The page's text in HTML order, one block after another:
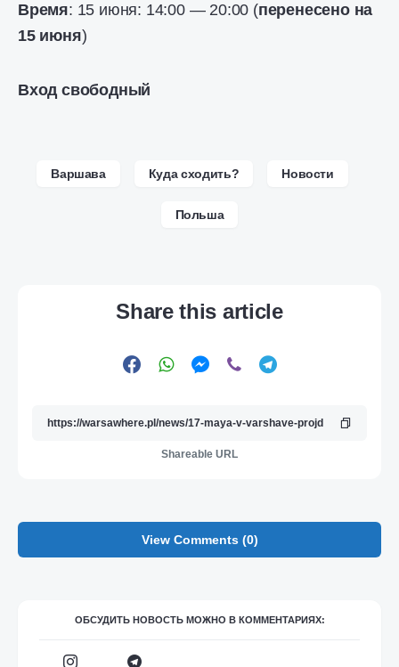
Время: 15 июня: 14:00 — 20:00 (перенесено на
15 июня)
Вход свободный
Варшава Куда сходить? Новости
Польша
Share this article
Shareable URL
View Comments (0)
ОБСУДИТЬ НОВОСТЬ МОЖНО В КОММЕНТАРИЯХ: